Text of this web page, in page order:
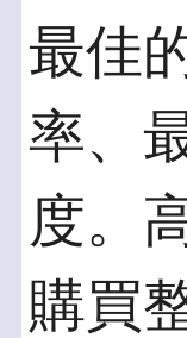
最佳
率、
度。
購買